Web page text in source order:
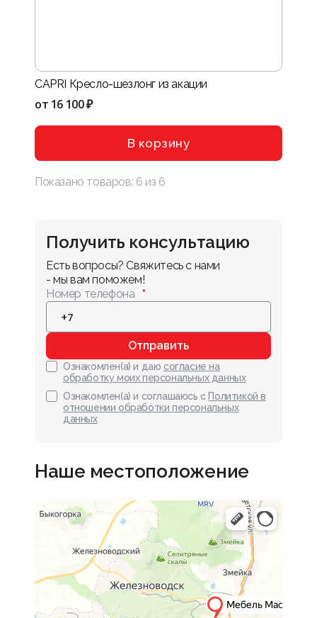
CAPRI Кресло-шезлонг из акации
от 16 100 ₽
В корзину
Показано товаров: 6 из 6
Получить консультацию
Есть вопросы? Свяжитесь с нами
- мы вам поможем!
Номер телефона
Отправить
Ознакомлен(а) и даю согласие на
обработку моих персональных данных
Ознакомлен(а) и соглашаюсь с Политикой в
отношении обработки персональных
данных
Наше местоположение